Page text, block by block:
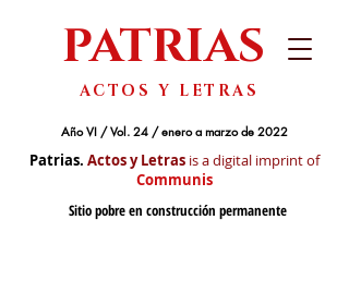
PATRIAS
Sitio pobre en construcción permanente
ACTOS Y LETRAS
Año VI / Vol. 24 / enero a marzo de 2022
Patrias. Actos y Letras is a digital imprint of
Communis